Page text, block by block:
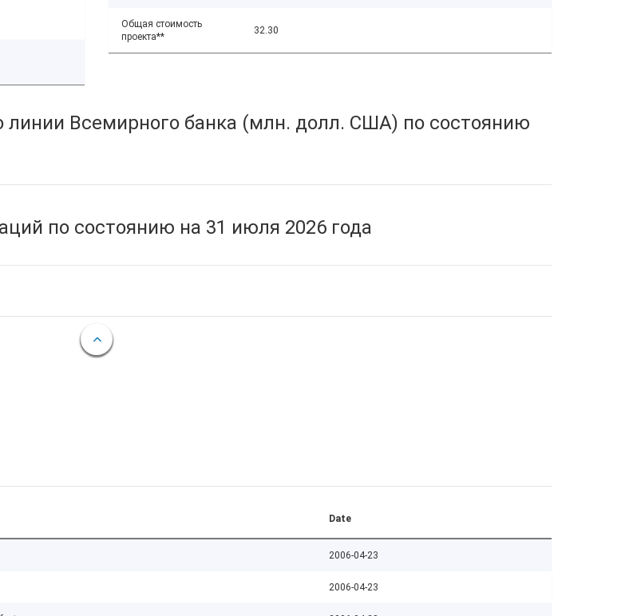
Общая стоимость
проекта**
32.30
линии Всемирного банка (млн. долл. США) по состоянию
по состоянию на 31 июля 2026 года
Date
2006-04-23
2006-04-23